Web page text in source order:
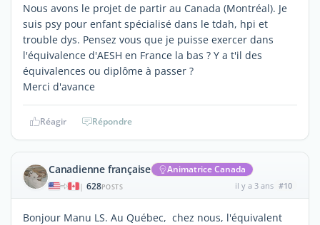
Nous avons le projet de partir au Canada (Montréal). Je
suis psy pour enfant spécialisé dans le tdah, hpi et
trouble dys. Pensez vous que je puisse exercer dans
l'équivalence d'AESH en France la bas ? Y a t'il des
équivalences ou diplôme à passer ?
Merci d'avance
Réagir Répondre
Canadienne française Animatrice Canada
| 628POSTS il y a 3 ans #10
Bonjour Manu LS. Au Québec, chez nous, l'équivalent